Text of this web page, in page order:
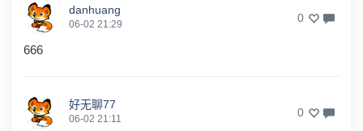
danhuang
06-02 21:29 0
666
好无聊77
06-02 21:11 0